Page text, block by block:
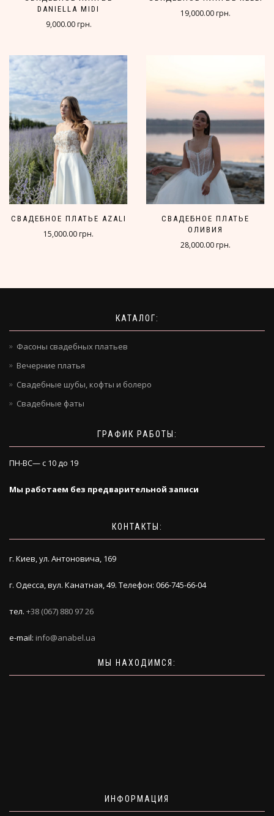
DANIELLA MIDI
9,000.00 грн.
19,000.00 грн.
СВАДЕБНОЕ ПЛАТЬЕ AZALI
15,000.00 грн.
СВАДЕБНОЕ ПЛАТЬЕ
ОЛИВИЯ
28,000.00 грн.
КАТАЛОГ:
Фасоны свадебных платьев
Вечерние платья
Свадебные шубы, кофты и болеро
Свадебные фаты
ГРАФИК РАБОТЫ:
ПН-ВС— с 10 до 19
Мы работаем без предварительной записи
КОНТАКТЫ:
г. Киев, ул. Антоновича, 169
г. Одесса, вул. Канатная, 49. Телефон: 066-745-66-04
тел. +38 (067) 880 97 26
e-mail: info@anabel.ua
МЫ НАХОДИМСЯ:
ИНФОРМАЦИЯ